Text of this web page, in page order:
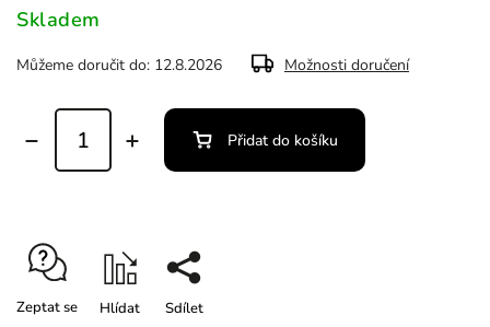
Skladem
Můžeme doručit do: 12.8.2026 Možnosti doručení
Přidat do košíku
Zeptat se Hlídat Sdílet